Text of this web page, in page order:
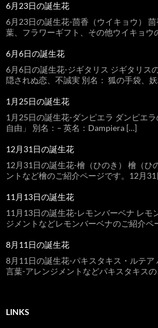
6月23日の誕生花
6月23日の誕生花-茴香（ウイキョウ）
葉、フラワーギフト、その他ウイキョウ
6月6日の誕生花
6月6日の誕生花-ジギタリス ジギタリス
隠されぬ恋、不誠実 別名： 狐の手袋、
1月25日の誕生花
1月25日の誕生花-ダンピエラ ダンピエ
自由」 別名：– 英名：Dampiera […]
12月31日の誕生花
12月31日の誕生花-檜（ひのき） 檜（ひ
ントなど檜のご紹介ページです。12月
11月13日の誕生花
11月13日の誕生花-レモンバーベナ レモ
ジメントなどレモンバーベナのご紹介ペ
8月11日の誕生花
8月11日の誕生花-パキスタキス・ルテア
言葉-アレンジメントなどパキスタキス
LINKS